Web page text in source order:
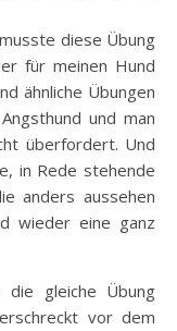
diese Übung
für meinen Hund
ähnliche Übungen
und man
überfordert. Und
in Rede stehende
anders aussehen
wieder eine ganz
gleiche Übung
vor dem